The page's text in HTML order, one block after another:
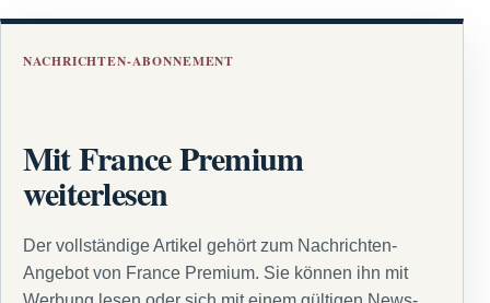
NACHRICHTEN-ABONNEMENT
Mit France Premium
weiterlesen
Der vollständige Artikel gehört zum Nachrichten-
Angebot von France Premium. Sie können ihn mit